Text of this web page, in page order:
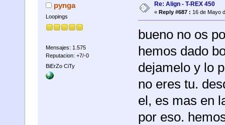
pynga
Loopings
Mensajes: 1.575
Reputacion: +7/-0
BiErZo CiTy
Re: Align - T-REX 450
« Reply #687 : 16 de Mayo
bueno no os
hemos dado
dejamelo y lo
no eres tu.
el, es mas en
por eso.